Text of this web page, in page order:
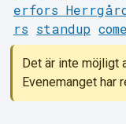
erfors
rs standup
Det är inte möjligt
Evenemanget har